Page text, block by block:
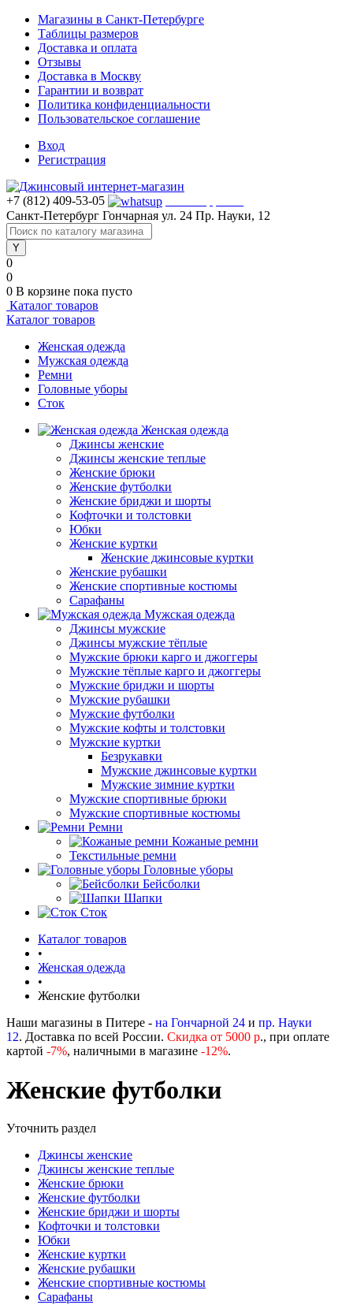
Магазины в Санкт-Петербурге
Таблицы размеров
Доставка и оплата
Отзывы
Доставка в Москву
Гарантии и возврат
Политика конфиденциальности
Пользовательское соглашение
Вход
Регистрация
+7 (812) 409-53-05
Санкт-Петербург Гончарная ул. 24 Пр. Науки, 12
0
0
0 В корзине пока пусто
Каталог товаров
Каталог товаров
Женская одежда
Мужская одежда
Ремни
Головные уборы
Сток
Женская одежда
Джинсы женские
Джинсы женские теплые
Женские брюки
Женские футболки
Женские бриджи и шорты
Кофточки и толстовки
Юбки
Женские куртки
Женские джинсовые куртки
Женские рубашки
Женские спортивные костюмы
Сарафаны
Мужская одежда
Джинсы мужские
Джинсы мужские тёплые
Мужские брюки карго и джоггеры
Мужские тёплые карго и джоггеры
Мужские бриджи и шорты
Мужские рубашки
Мужские футболки
Мужские кофты и толстовки
Мужские куртки
Безрукавки
Мужские джинсовые куртки
Мужские зимние куртки
Мужские спортивные брюки
Мужские спортивные костюмы
Ремни
Кожаные ремни
Текстильные ремни
Головные уборы
Бейсболки
Шапки
Сток
Каталог товаров
•
Женская одежда
•
Женские футболки
Наши магазины в Питере - на Гончарной 24 и пр. Науки
12. Доставка по всей России. Скидка от 5000 р., при оплате
картой -7%, наличными в магазине -12%.
Женские футболки
Уточнить раздел
Джинсы женские
Джинсы женские теплые
Женские брюки
Женские футболки
Женские бриджи и шорты
Кофточки и толстовки
Юбки
Женские куртки
Женские рубашки
Женские спортивные костюмы
Сарафаны